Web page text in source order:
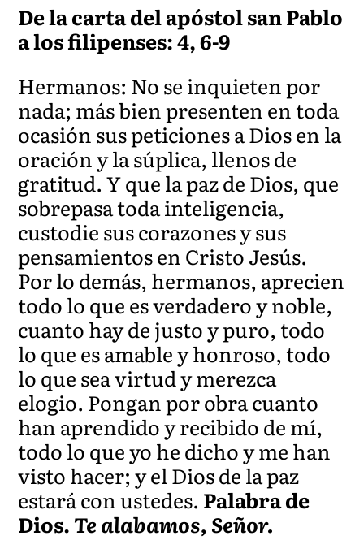
De la carta del apóstol san Pablo
a los filipenses: 4, 6-9
Hermanos: No se inquieten por
nada; más bien presenten en toda
ocasión sus peticiones a Dios en la
oración y la súplica, llenos de
gratitud. Y que la paz de Dios, que
sobrepasa toda inteligencia,
custodie sus corazones y sus
pensamientos en Cristo Jesús.
Por lo demás, hermanos, aprecien
todo lo que es verdadero y noble,
cuanto hay de justo y puro, todo
lo que es amable y honroso, todo
lo que sea virtud y merezca
elogio. Pongan por obra cuanto
han aprendido y recibido de mí,
todo lo que yo he dicho y me han
visto hacer; y el Dios de la paz
estará con ustedes. Palabra de
Dios.Te alabamos, Señor.